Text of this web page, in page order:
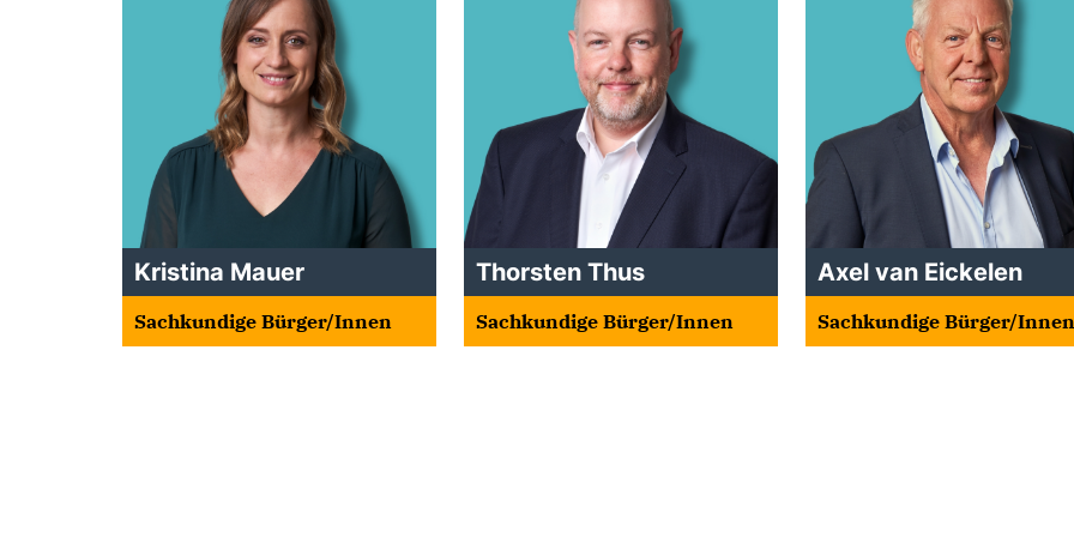
Kristina Mauer
Sachkundige Bürger/Innen
Thorsten Thus
Sachkundige Bürger/Innen
Axel van Eickelen
Sachkundige Bürger/Innen